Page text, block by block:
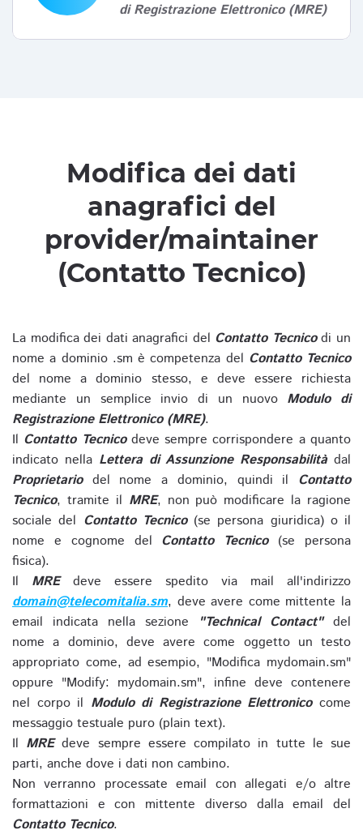
di Registrazione Elettronico (MRE)
Modifica dei dati
anagrafici del
provider/maintainer
(Contatto Tecnico)
La modifica dei dati anagrafici del Contatto Tecnicodi un
nome a dominio .sm è competenza del Contatto Tecnico
del nome a dominio stesso, e deve essere richiesta
mediante un semplice invio di un nuovo Modulo di
Registrazione Elettronico (MRE).
Il Contatto Tecnicodeve sempre corrispondere a quanto
indicato nella Lettera di Assunzione Responsabilitàdal
Proprietariodel nome a dominio, quindi il Contatto
Tecnico, tramite il MRE, non può modificare la ragione
sociale del Contatto Tecnico(se persona giuridica) o il
nome e cognome del Contatto Tecnico(se persona
fisica).
Il MREdeve essere spedito via mail all'indirizzo
domain@telecomitalia.sm, deve avere come mittente la
email indicata nella sezione
"Technical Contact"del
nome a dominio, deve avere come oggetto un testo
appropriato come, ad esempio, "Modifica mydomain.sm"
oppure "Modify: mydomain.sm", infine deve contenere
nel corpo il Modulo di Registrazione Elettronicocome
messaggio testuale puro (plain text).
Il MREdeve sempre essere compilato in tutte le sue
parti, anche dove i dati non cambino.
Non verranno processate email con allegati e/o altre
formattazioni e con mittente diverso dalla email del
Contatto Tecnico.